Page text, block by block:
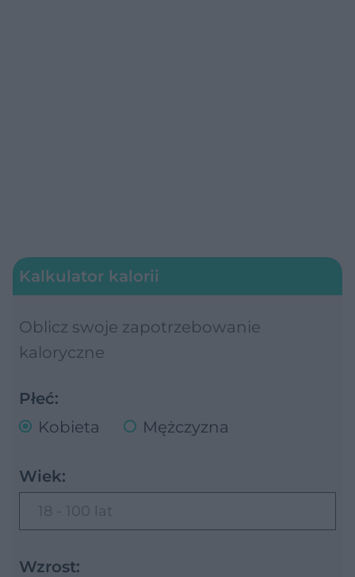
Kalkulator kalorii
Oblicz swoje zapotrzebowanie
kaloryczne
Płeć:
Kobieta
Mężczyzna
Wiek:
18 - 100 lat
Wzrost: